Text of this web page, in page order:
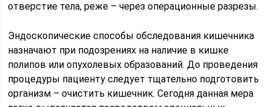
отверстие тела, реже – через операционные разрезы.
Эндоскопические способы обследования кишечника
назначают при подозрениях на наличие в кишке
полипов или опухолевых образований. До проведения
процедуры пациенту следует тщательно подготовить
организм – очистить кишечник. Сегодня данная мера